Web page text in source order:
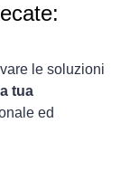
le soluzioni
tua
ed